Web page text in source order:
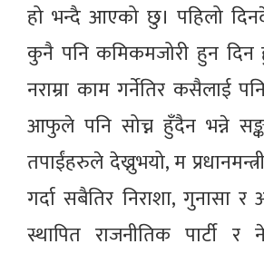
हो भन्दै आएको छु। पहिलो
कुनै पनि कमिकमजोरी हुन दिन
नराम्रा काम गर्नेतिर कसैलाई
आफुले पनि सोच्न हुँदैन भन्ने
तपाईंहरुले देख्नुभयो, म
गर्दा सबैतिर निराशा, गुनासा र
स्थापित राजनीतिक पार्टी र